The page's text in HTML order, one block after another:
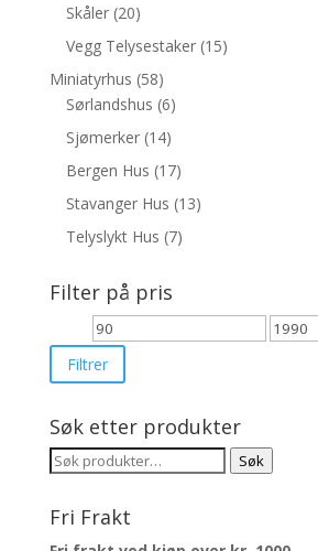
Skåler (20)
Vegg Telysestaker (15)
Miniatyrhus (58)
Sørlandshus (6)
Sjømerker (14)
Bergen Hus (17)
Stavanger Hus (13)
Telyslykt Hus (7)
Filter på pris
Min.
pris
Makspris
Filtrer
Søk etter produkter
Søk
Søk
Fri Frakt